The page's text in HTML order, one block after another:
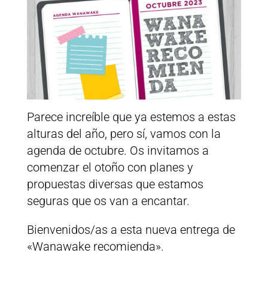
Parece increíble que ya estemos a estas
alturas del año, pero sí, vamos con la
agenda de octubre. Os invitamos a
comenzar el otoño con planes y
propuestas diversas que estamos
seguras que os van a encantar.
Bienvenidos/as a esta nueva entrega de
«Wanawake recomienda».